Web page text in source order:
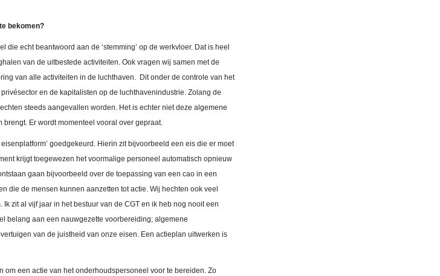
bekomen?
echt beantwoord aan de ‘stemming’ op de werkvloer. Dat is heel
van de uitbestede activiteiten. Ook vragen wij samen met de
van alle activiteiten in de luchthaven. Dit onder de controle van het
en de kapitalisten op de luchthavenindustrie. Zolang de
steeds aangevallen worden. Het is echter niet deze algemene
Er wordt momenteel vooral over gepraat.
goedgekeurd. Hierin zit bijvoorbeeld een eis die er moet
krijgt toegewezen het voormalige personeel automatisch opnieuw
gaan bijvoorbeeld over de toepassing van een cao in een
die de mensen kunnen aanzetten tot actie. Wij hechten ook veel
zit al vijf jaar in het bestuur van de CGT en ik heb nog nooit een
belang aan een nauwgezette voorbereiding; algemene
van de juistheid van onze eisen. Een actieplan uitwerken is
een actie van het onderhoudspersoneel voor te bereiden. Zo